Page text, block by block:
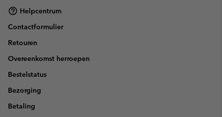
Helpcentrum
Contactformulier
Retouren
Overeenkomst herroepen
Bestelstatus
Bezorging
Betaling